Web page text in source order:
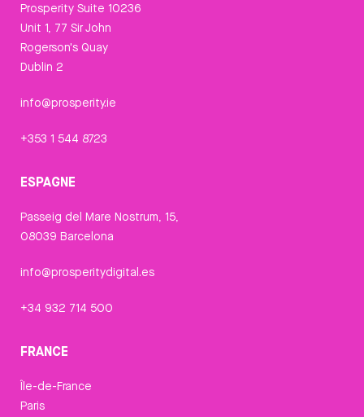
Prosperity Suite 10236
Unit 1, 77 Sir John
Rogerson's Quay
Dublin 2
info@prosperity.ie
+353 1 544 8723
ESPAGNE
Passeig del Mare Nostrum, 15,
08039 Barcelona
info@prosperitydigital.es
+34 932 714 500
FRANCE
Île-de-France
Paris